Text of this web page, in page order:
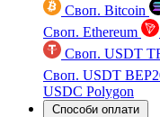
Своп. Bitcoin
Своп. Ethereum
Своп. USDT
Своп. USDT
USDC Polygon
Способи оплати